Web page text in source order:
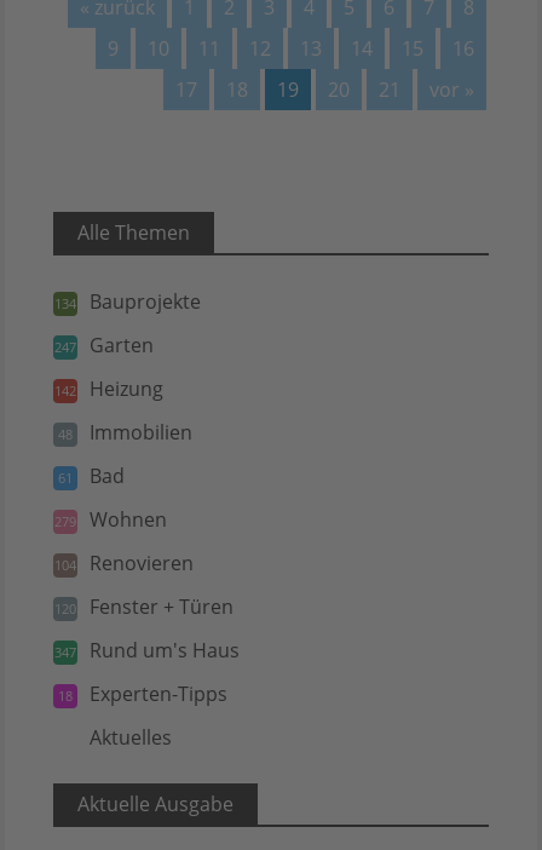
« zurück 1 2 3 4 5 6 7
8
9
10 11 12 13 14 15
16
17
18 19 20 21 vor »
Alle Themen
134 Bauprojekte
247 Garten
142 Heizung
48 Immobilien
61 Bad
279 Wohnen
104 Renovieren
120 Fenster + Türen
347 Rund um's Haus
18 Experten-Tipps
Aktuelles
Aktuelle Ausgabe